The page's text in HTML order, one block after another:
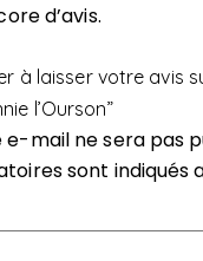
d’avis.
à laisser votre avis
l’Ourson”
mail ne sera pas
sont indiqués